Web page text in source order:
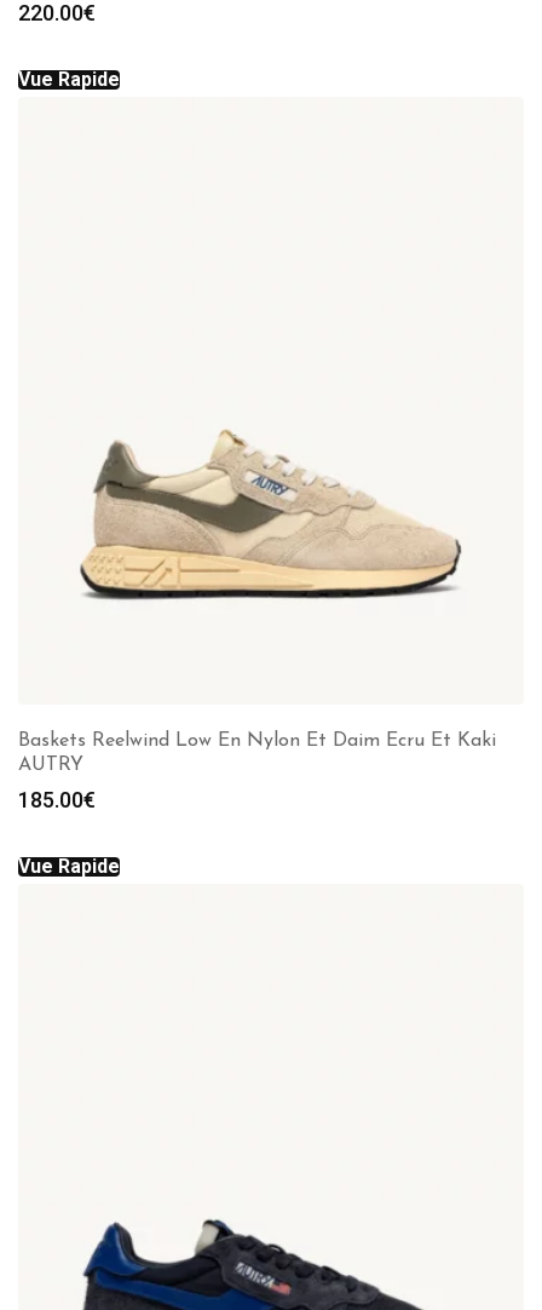
220.00€
Vue Rapide
Baskets Reelwind Low En Nylon Et Daim Ecru Et Kaki
AUTRY
185.00€
Vue Rapide